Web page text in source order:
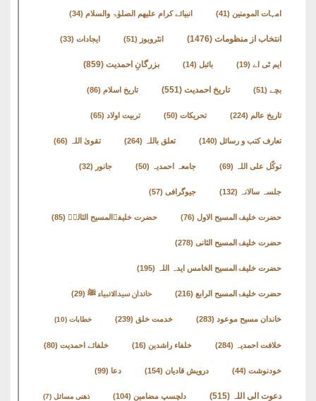
امہات المومنین (41) انبیائے کرام علیھم الصلوٰۃ والسلام (34)
انتخاب از منظومات (1476) انٹرویوز (51) ایجادات (33)
ایم ٹی اے (19) بائبل (14) بزرگانِ احمدیت (859)
بچے (51) تاریخ احمدیت (551) تاریخ اسلام (86)
تاریخ عالم (224) تحریکات (50) تربیت اولاد (65)
تعارف کتب و رسائل (140) تعلق باللہ (264) تقویٰ اللہ (66)
توکّل علی اللہ (69) جامعہ احمدیہ (50) جانور (32)
جلسہ سالانہ (132) جیوگرافی (57)
حضرت خلیفۃالمسیح الاول (76) حضرت خلیفۃالمسیح الثالثؒ (85)
حضرت خلیفۃالمسیح الثانی (278)
حضرت خلیفۃالمسیح الخامس ایدہ اللہ (195)
حضرت خلیفۃالمسیح الرابع (216) خاندان سیدالانبیاء ﷺ (29)
خاندان مسیح موعود (283) خدمت خلق (239) خطابات (10)
خلافت احمدیہ (284) خلفاء راشدین (16) خلفائے احمدیت (80)
خودنوشت (44) درویش قادیان (154) دعا (99)
دعوت الی اللہ (515) دلچسپ مضامین (104) ذھنی مسائل (7)